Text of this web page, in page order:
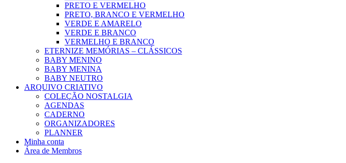
PRETO E VERMELHO
PRETO, BRANCO E VERMELHO
VERDE E AMARELO
VERDE E BRANCO
VERMELHO E BRANCO
ETERNIZE MEMÓRIAS – CLÁSSICOS
BABY MENINO
BABY MENINA
BABY NEUTRO
ARQUIVO CRIATIVO
COLEÇÃO NOSTALGIA
AGENDAS
CADERNO
ORGANIZADORES
PLANNER
Minha conta
Área de Membros